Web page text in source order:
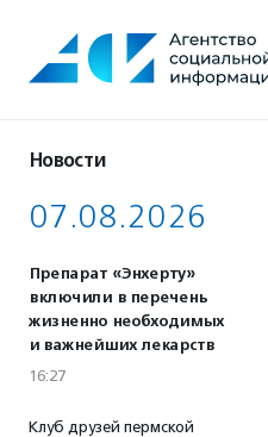
содержанию
Новости
07.08.2026
Препарат «Энхерту»
включили в перечень
жизненно необходимых
и важнейших лекарств
16:27
Клуб друзей пермской